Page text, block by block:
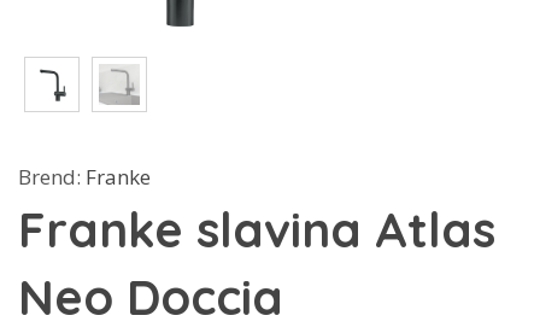
Brend: Franke
Franke slavina Atlas
Neo Doccia